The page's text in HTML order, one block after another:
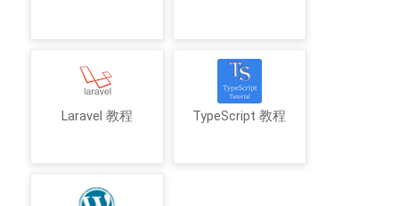
Laravel 教程 TypeScript 教程